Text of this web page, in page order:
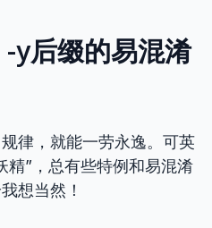
-y后缀的易混淆
律，就能一劳永逸。可英
精”，总有些特例和易混淆
想当然！